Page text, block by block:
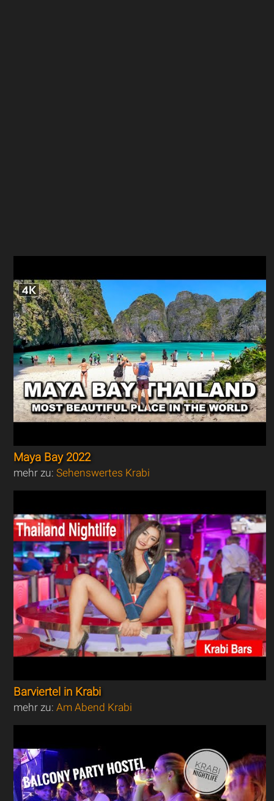
Maya Bay 2022
mehr zu:Sehenswertes Krabi
Barviertel in Krabi
mehr zu:Am Abend Krabi